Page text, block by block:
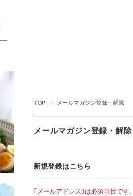
TOP メールマガジン登録・解除
メールマガジン登録・解除
新規登録はこちら
｢メールアドレス｣は必須項目です。